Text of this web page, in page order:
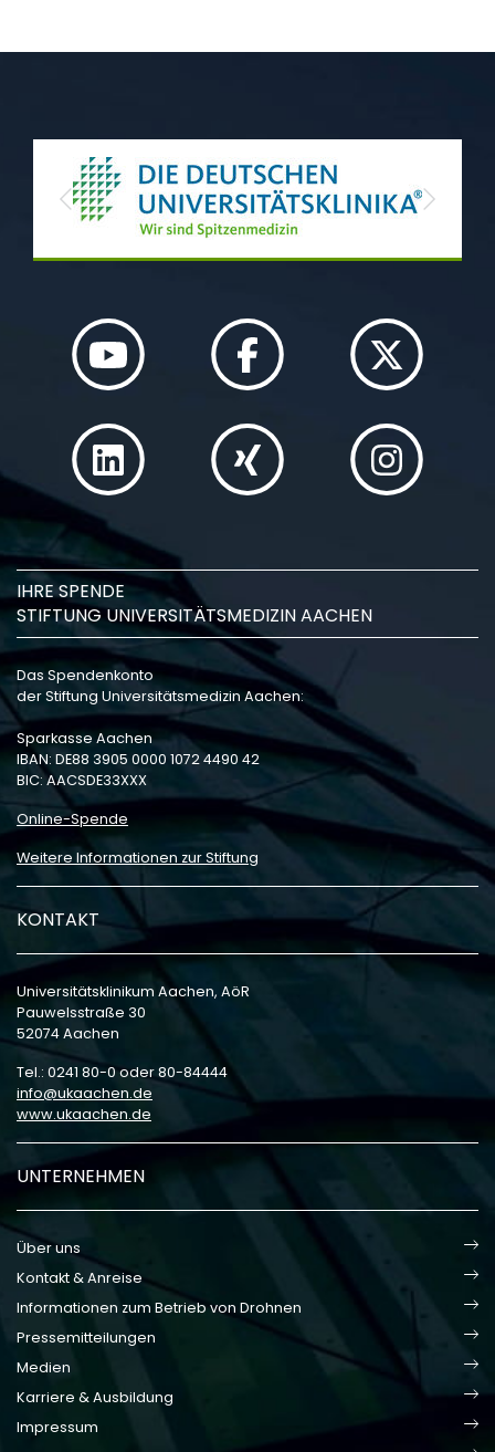
Previous Next
IHRE SPENDE
STIFTUNG UNIVERSITÄTSMEDIZIN AACHEN
Das Spendenkonto
der Stiftung Universitätsmedizin Aachen:
Sparkasse Aachen
IBAN: DE88 3905 0000 1072 4490 42
BIC: AACSDE33XXX
Online-Spende
Weitere Informationen zur Stiftung
KONTAKT
Universitätsklinikum Aachen, AöR
Pauwelsstraße 30
52074 Aachen
Tel.: 0241 80-0 oder 80-84444
info
ukaachen de
www.ukaachen.de
UNTERNEHMEN
Über uns
Kontakt & Anreise
Informationen zum Betrieb von Drohnen
Pressemitteilungen
Medien
Karriere & Ausbildung
Impressum